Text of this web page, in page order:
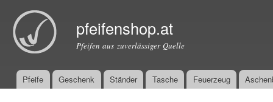
pfeifenshop.at
Pfeifen aus zuverlässiger Quelle
Hauptmenü
Pfeife Geschenk Ständer Tasche Feuerzeug